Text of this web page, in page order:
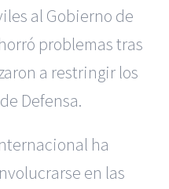
al Gobierno de
problemas tras
a restringir los
Defensa.
ha
en las